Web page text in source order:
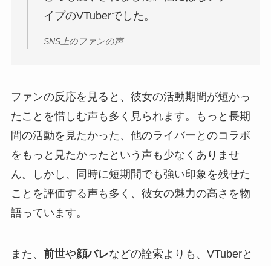
イプのVTuberでした。
SNS上のファンの声
ファンの反応を見ると、彼女の活動期間が短かっ
たことを惜しむ声も多く見られます。もっと長期
間の活動を見たかった、他のライバーとのコラボ
をもっと見たかったという声も少なくありませ
ん。しかし、同時に短期間でも強い印象を残せた
ことを評価する声も多く、彼女の魅力の高さを物
語っています。
また、 前世や顔バレなどの詮索よりも、VTuberと